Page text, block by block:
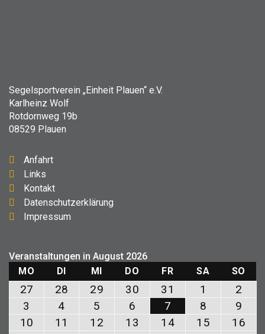
Segelsportverein „Einheit Plauen“ e.V.
Karlheinz Wolf
Rotdornweg 19b
08529 Plauen
Anfahrt
Links
Kontakt
Datenschutzerklärung
Impressum
Veranstaltungen in August 2026
MO MONTAG
DIDIENSTAG
MIMITTWOCH
DO DONNERSTAG
FRFREITAG
SA SAMSTAG
SO
27
2026
28
2026
29
2026
30
Juli
2026
31
Juli
2026
1
August
2
3
August
2026
44.
August
2026
5
August
2026
6
August
2026
7
August
2026
8
August
2026
9
10 11 12 13 1414.
15 16